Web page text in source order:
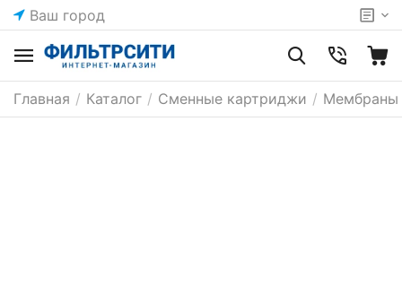
Ваш город
Главная / Каталог / Сменные картриджи / Мембраны